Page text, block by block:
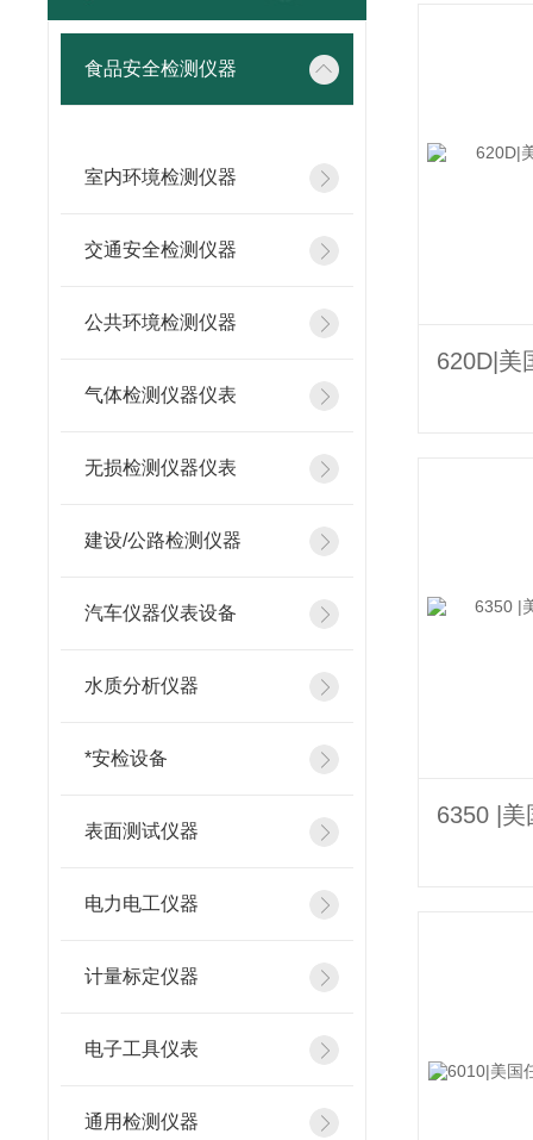
食品安全检测仪器
室内环境检测仪器
交通安全检测仪器
公共环境检测仪器
气体检测仪器仪表
无损检测仪器仪表
建设/公路检测仪器
汽车仪器仪表设备
水质分析仪器
*安检设备
表面测试仪器
电力电工仪器
计量标定仪器
电子工具仪表
通用检测仪器